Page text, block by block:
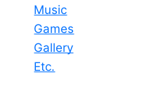
Music
Games
Gallery
Etc.